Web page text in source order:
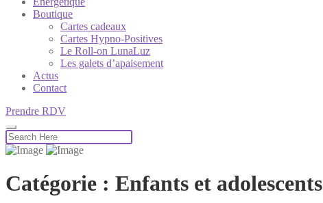
Boutique
Cartes cadeaux
Cartes Hypno-Positives
Le Roll-on LunaLuz
Les galets d’apaisement
Actus
Contact
Prendre RDV
Catégorie : Enfants et adolescents